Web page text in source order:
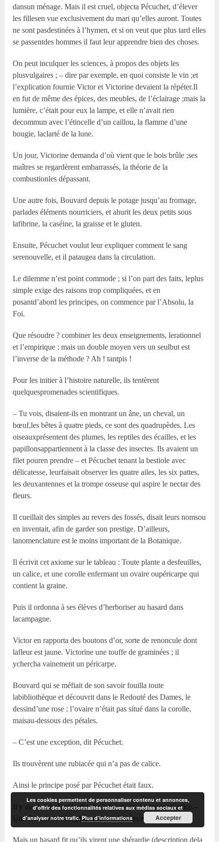
dansun ménage. Mais il est cruel, objecta Pécuchet, d’élever
les fillesen vue exclusivement du mari qu’elles auront. Toutes
ne sont pasdestinées à l’hymen, et si on veut que plus tard elles
se passentdes hommes il faut leur apprendre bien des choses.
On peut inculquer les sciences, à propos des objets les
plusvulgaires ; – dire par exemple, en quoi consiste le vin ;et
l’explication fournie Victor et Victorine devaient la répéter.Il
en fut de même des épices, des meubles, de l’éclairage ;mais la
lumière, c’était pour eux la lampe, et elle n’avait rien
decommun avec l’étincelle d’un caillou, la flamme d’une
bougie, laclarté de la lune.
Un jour, Victorine demanda d’où vient que le bois brûle ;ses
maîtres se regardèrent embarrassés, la théorie de la
combustionles dépassant.
Une autre fois, Bouvard depuis le potage jusqu’au fromage,
parlades éléments nourriciers, et ahurit les deux petits sous
lafibrine, la caséine, la graisse et le gluten.
Ensuite, Pécuchet voulut leur expliquer comment le sang
serenouvelle, et il pataugea dans la circulation.
Le dilemme n’est point commode ; si l’on part des faits, leplus
simple exige des raisons trop compliquées, et en
posantd’abord les principes, on commence par l’Absolu, la
Foi.
Que résoudre ? combiner les deux enseignements, lerationnel
et l’empirique ; mais un double moyen vers un seulbut est
l’inverse de la méthode ? Ah ! tantpis !
Pour les initier à l’histoire naturelle, ils tentèrent
quelquespromenades scientifiques.
– Tu vois, disaient-ils en montrant un âne, un cheval, un
bœuf,les bêtes à quatre pieds, ce sont des quadrupèdes. Les
oiseauxprésentent des plumes, les reptiles des écailles, et les
papillonsappartiennent à la classe des insectes. Ils avaient un
filet pouren prendre – et Pécuchet tenant la bestiole avec
délicatesse, leurfaisait observer les quatre ailes, les six pattes,
les deuxantennes et la trompe osseuse qui aspire le nectar des
fleurs.
Il cueillait des simples au revers des fossés, disait leurs nomsou
en inventait, afin de garder son prestige. D’ailleurs,
lanomenclature est le moins important de la Botanique.
Il écrivit cet axiome sur le tableau : Toute plante a desfeuilles,
un calice, et une corolle enfermant un ovaire oupéricarpe qui
contient la graine.
Puis il ordonna à ses élèves d’herboriser au hasard dans
lacampagne.
Victor en rapporta des boutons d’or, sorte de renoncule dont
lafleur est jaune. Victorine une touffe de graminées ; il
ychercha vainement un péricarpe.
Bouvard qui se méfiait de son savoir fouilla toute
labibliothèque et découvrit dans le Redouté des Dames, le
dessind’une rose ; l’ovaire n’était pas situé dans la corolle,
maisau-dessous des pétales.
– C’est une exception, dit Pécuchet.
Ils trouvèrent une rubiacée qui n’a pas de calice.
Ainsi le principe posé par Pécuchet était faux.
Il y avait dans leur jardin des tubéreuses, toutes sans calice.–
Une étourderie ! La plupart des Liliacées en manquent.
Mais un hasard fit qu’ils virent une shérardie (description dela
Les cookies permettent de personnaliser contenu et annonces,
d'offrir des fonctionnalités relatives aux médias sociaux et
d'analyser notre trafic.Plus d’informations Accepter